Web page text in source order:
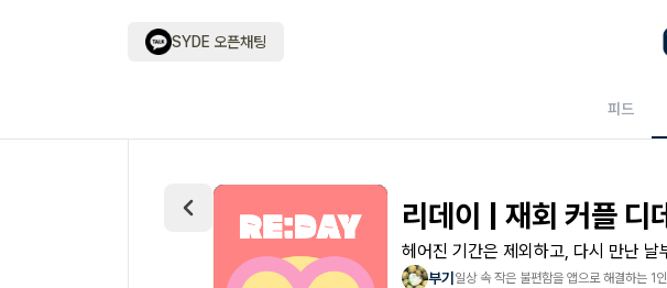
SYDE 오픈채팅
피드
리데이 | 재회 커플 디
헤어진 기간은 제외하고, 다시 만난
부기일상 속 작은 불편함을 앱으로 해결하는 1